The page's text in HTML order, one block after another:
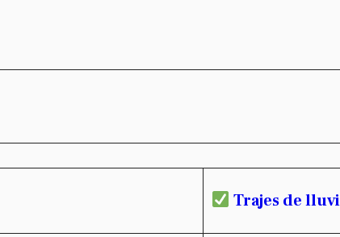
Trajes de